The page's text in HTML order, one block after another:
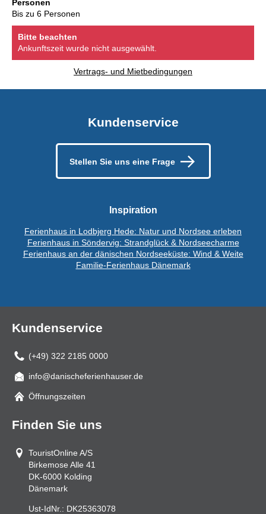
Personen
Bis zu 6 Personen
Bitte beachten
Ankunftszeit wurde nicht ausgewählt.
Vertrags- und Mietbedingungen
Kundenservice
Stellen Sie uns eine Frage
Inspiration
Ferienhaus in Lodbjerg Hede: Natur und Nordsee erleben
Ferienhaus in Söndervig: Strandglück & Nordseecharme
Ferienhaus an der dänischen Nordseeküste: Wind & Weite
Familie-Ferienhaus Dänemark
Kundenservice
(+49) 322 2185 0000
Mail
info@danischeferienhauser.de
Öffnungszeiten
Finden Sie uns
TouristOnline A/S
Birkemose Alle 41
DK-6000 Kolding
Dänemark
Ust-IdNr.: DK25363078